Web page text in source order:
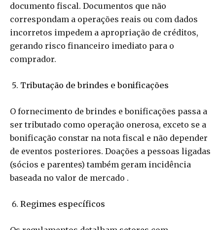
documento fiscal. Documentos que não
correspondam a operações reais ou com dados
incorretos impedem a apropriação de créditos,
gerando risco financeiro imediato para o
comprador.
Tributação de brindes e bonificações
O fornecimento de brindes e bonificações passa a
ser tributado como operação onerosa, exceto se a
bonificação constar na nota fiscal e não depender
de eventos posteriores. Doações a pessoas ligadas
(sócios e parentes) também geram incidência
baseada no valor de mercado .
Regimes específicos